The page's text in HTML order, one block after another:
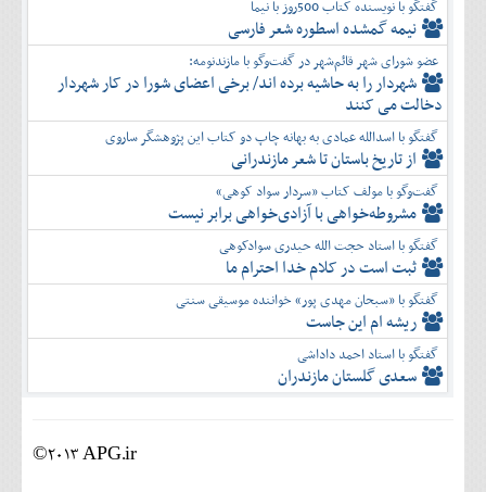
گفتگو با نویسنده کتاب 500روز با نیما
نیمه گمشده اسطوره شعر فارسی
عضو شورای شهر قائم‌شهر در گفت‌و‌گو با مازندنومه:
شهردار را به حاشیه برده اند/ برخی اعضای شورا در کار شهردار
دخالت می کنند
گفتگو با اسدالله عمادی به بهانه چاپ دو کتاب این پژوهشگر ساروی
از تاریخ باستان تا شعر مازندرانی
گفت‌وگو با مولف کتاب «سردار سواد کوهی»
مشروطه‌خواهی با آزادی‌خواهی برابر نیست
گفتگو با استاد حجت الله حیدری سوادکوهی
ثبت است در کلام خدا احترام ما
گفتگو با «سبحان مهدی پور» خواننده موسیقی سنتی
ریشه ام این جاست
گفتگو با استاد احمد داداشی
سعدی گلستان مازندران
©2013 APG.ir